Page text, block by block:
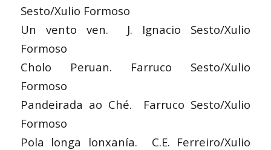
Sesto/Xulio Formoso
Un vento ven. J. Ignacio Sesto/Xulio
Formoso
Cholo Peruan. Farruco Sesto/Xulio
Formoso
Pandeirada ao Ché. Farruco Sesto/Xulio
Formoso
Pola longa lonxanía. C.E. Ferreiro/Xulio